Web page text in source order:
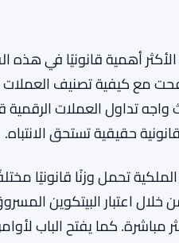
أهمية قانونيًا في هذه